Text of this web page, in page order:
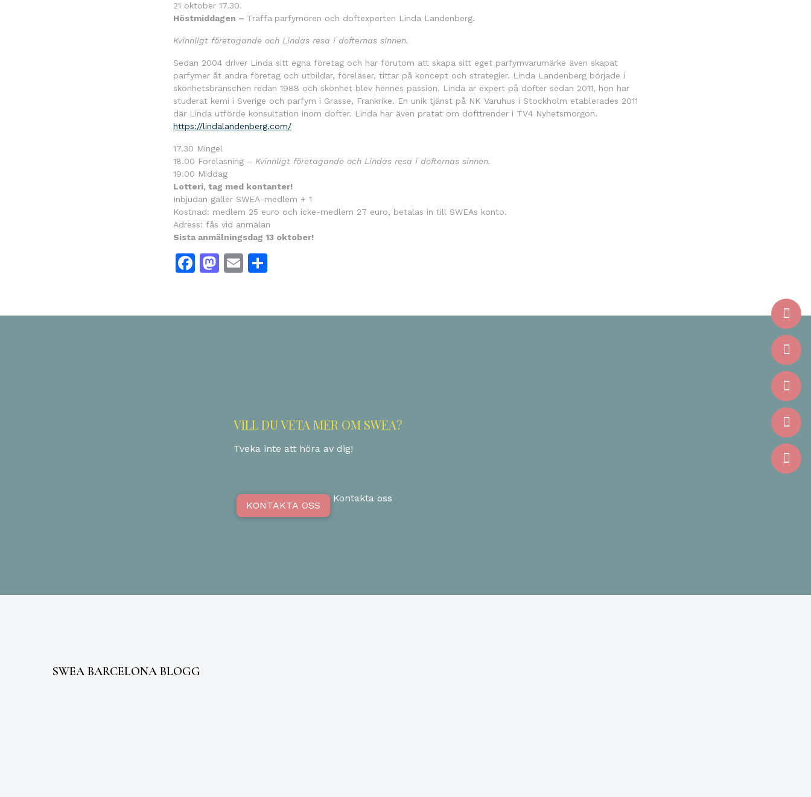
21 oktober 17.30.
Höstmiddagen – Träffa parfymören och doftexperten Linda Landenberg.
Kvinnligt företagande och Lindas resa i dofternas sinnen.
Sedan 2004 driver Linda sitt egna företag och har förutom att skapa sitt eget parfymvarumärke även skapat
parfymer åt andra företag och utbildar, föreläser, tittar på koncept och strategier. Linda Landenberg började i
skönhetsbranschen redan 1988 och skönhet blev hennes passion. Linda är expert på dofter sedan 2011, hon har
studerat kemi i Sverige och parfym i Grasse, Frankrike. En unik tjänst på NK Varuhus i Stockholm etablerades 2011
där Linda utförde konsultation inom dofter. Linda har även pratat om dofttrender i TV4 Nyhetsmorgon.
https://lindalandenberg.com/
17.30 Mingel
18.00 Föreläsning – Kvinnligt företagande och Lindas resa i dofternas sinnen.
19.00 Middag
Lotteri, tag med kontanter!
Inbjudan gäller SWEA-medlem + 1
Kostnad: medlem 25 euro och icke-medlem 27 euro, betalas in till SWEAs konto.
Adress: fås vid anmälan
Sista anmälningsdag 13 oktober!
Facebook
Mastodon
Email
VILL DU VETA MER OM SWEA?
Tveka inte att höra av dig!
KONTAKTA OSS
Kontakta oss
SWEA BARCELONA BLOGG